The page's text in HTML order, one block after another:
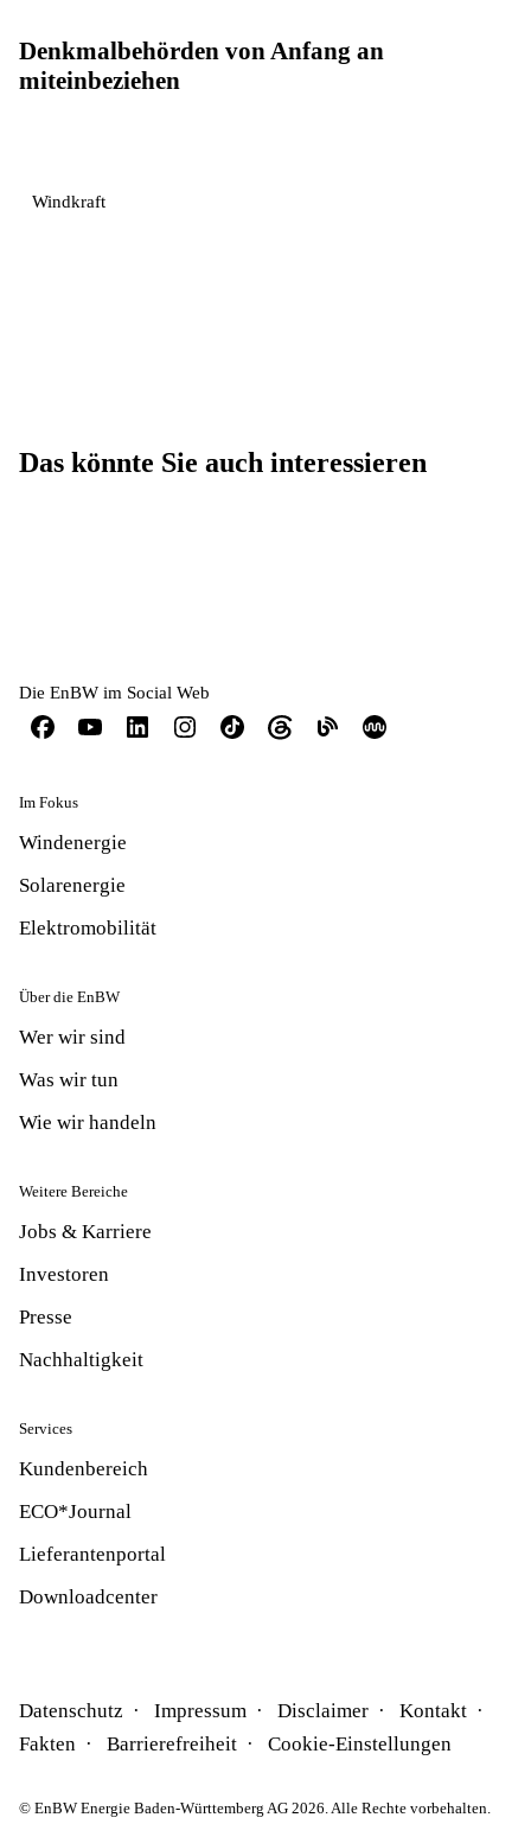
Denkmalbehörden von Anfang an
miteinbeziehen
Windkraft
Das könnte Sie auch interessieren
Die EnBW im Social Web
Im Fokus
Windenergie
Solarenergie
Elektromobilität
Über die EnBW
Wer wir sind
Was wir tun
Wie wir handeln
Weitere Bereiche
Jobs & Karriere
Investoren
Presse
Nachhaltigkeit
Services
Kundenbereich
ECO*Journal
Lieferantenportal
Downloadcenter
Datenschutz Impressum Disclaimer
Kontakt
Fakten
Barrierefreiheit Cookie-Einstellungen
© EnBW Energie Baden-Württemberg AG 2026. Alle Rechte vorbehalten.